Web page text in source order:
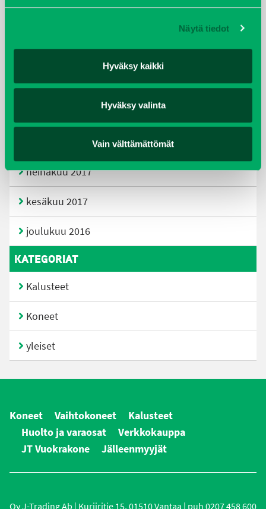
Näytä tiedot
Hyväksy kaikki
Hyväksy valinta
Vain välttämättömät
helmikuu 2019
elokuu 2018
heinäkuu 2017
kesäkuu 2017
joulukuu 2016
KATEGORIAT
Kalusteet
Koneet
yleiset
Koneet Vaihtokoneet
Kalusteet
Huolto ja varaosat
Verkkokauppa
JT Vuokrakone
Jälleenmyyjät
Oy J-Trading Ab | Kuriiritie 15, 01510 Vantaa | puh 0207 458 600